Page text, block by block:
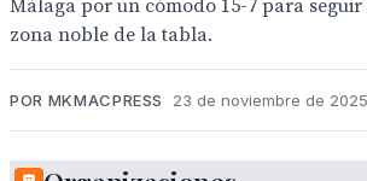
Málaga por un cómodo 15-7 para
zona noble de la tabla.
POR MKMACPRESS 23 de noviembre de 2025